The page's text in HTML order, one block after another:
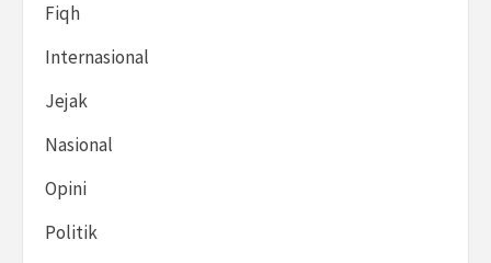
Fiqh
Internasional
Jejak
Nasional
Opini
Politik